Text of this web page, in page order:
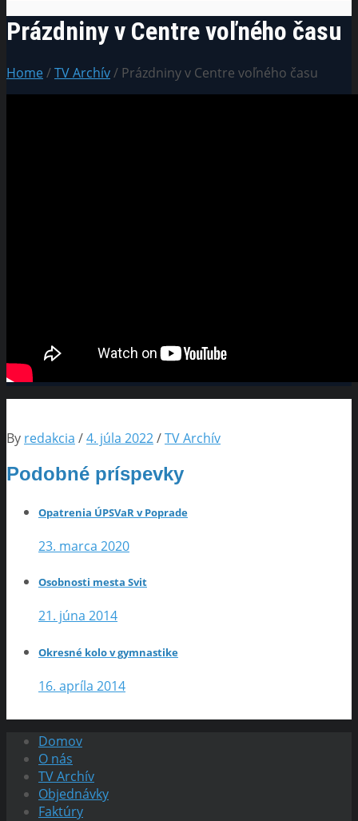
Prázdniny v Centre voľného času
Home/TV Archív/ Prázdniny v Centre voľného času
By redakcia /4. júla 2022/TV Archív
Podobné príspevky
Opatrenia ÚPSVaR v Poprade
23. marca 2020
Osobnosti mesta Svit
21. júna 2014
Okresné kolo v gymnastike
16. apríla 2014
Domov
O nás
TV Archív
Objednávky
Faktúry